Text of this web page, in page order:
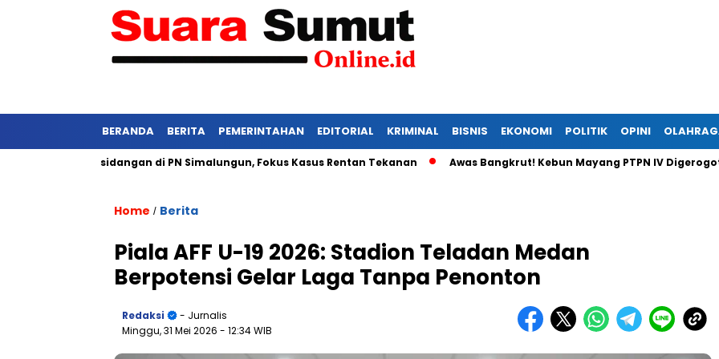
BERANDA BERITA PEMERINTAHAN EDITORIAL KRIMINAL BISNIS EKONOMI POLITIK OPINI
Persidangan di PN Simalungun, Fokus Kasus Rentan Tekanan Awas Bangkrut! Kebun Mayang PTPN IV Digerogoti
Home / Berita
Piala AFF U-19 2026: Stadion Teladan Medan
Berpotensi Gelar Laga Tanpa Penonton
Redaksi
- Jurnalis
Minggu, 31 Mei 2026 - 12:34 WIB